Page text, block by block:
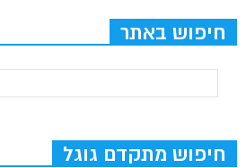
חיפוש באתר
חיפוש מתקדם גוגל